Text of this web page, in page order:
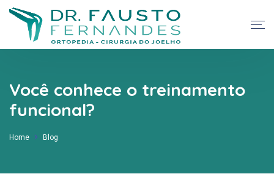
Você conhece o treinamento
funcional?
Home Blog